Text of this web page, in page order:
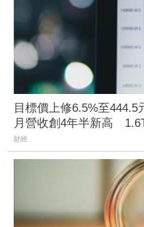
目標價上修6.5%至
月營收創4年半新高
財經